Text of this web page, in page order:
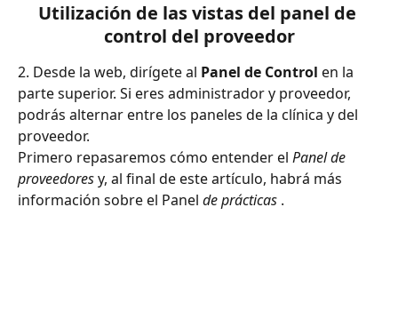
Utilización de las vistas del panel de
control del proveedor
2. Desde la web, dirígete al Panel de Control en la
parte superior. Si eres administrador y proveedor,
podrás alternar entre los paneles de la clínica y del
proveedor.
Primero repasaremos cómo entender el Panel de
proveedores y, al final de este artículo, habrá más
información sobre el Panel de prácticas .